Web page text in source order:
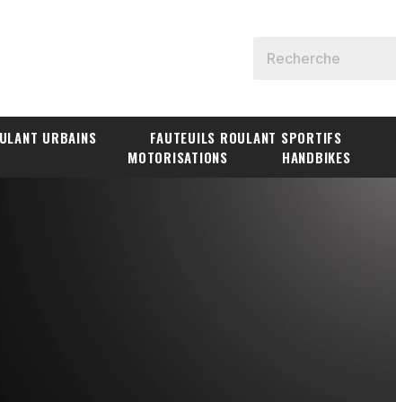
URBAINS FAUTEUILS ROULANT SPORTIFS
MOTORISATIONS
HANDBIKES